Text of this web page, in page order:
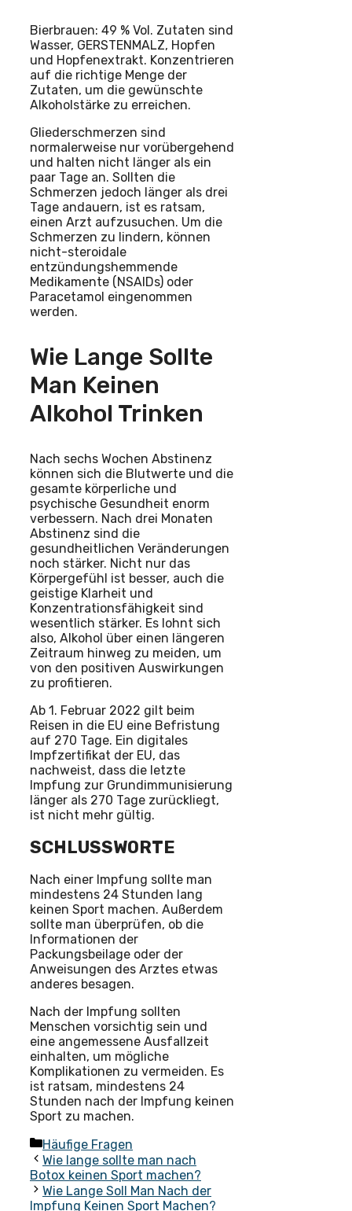
Bierbrauen: 49 % Vol. Zutaten sind
Wasser, GERSTENMALZ, Hopfen
und Hopfenextrakt. Konzentrieren
auf die richtige Menge der
Zutaten, um die gewünschte
Alkoholstärke zu erreichen.
Gliederschmerzen sind
normalerweise nur vorübergehend
und halten nicht länger als ein
paar Tage an. Sollten die
Schmerzen jedoch länger als drei
Tage andauern, ist es ratsam,
einen Arzt aufzusuchen. Um die
Schmerzen zu lindern, können
nicht-steroidale
entzündungshemmende
Medikamente (NSAIDs) oder
Paracetamol eingenommen
werden.
Wie Lange Sollte
Man Keinen
Alkohol Trinken
Nach sechs Wochen Abstinenz
können sich die Blutwerte und die
gesamte körperliche und
psychische Gesundheit enorm
verbessern. Nach drei Monaten
Abstinenz sind die
gesundheitlichen Veränderungen
noch stärker. Nicht nur das
Körpergefühl ist besser, auch die
geistige Klarheit und
Konzentrationsfähigkeit sind
wesentlich stärker. Es lohnt sich
also, Alkohol über einen längeren
Zeitraum hinweg zu meiden, um
von den positiven Auswirkungen
zu profitieren.
Ab 1. Februar 2022 gilt beim
Reisen in die EU eine Befristung
auf 270 Tage. Ein digitales
Impfzertifikat der EU, das
nachweist, dass die letzte
Impfung zur Grundimmunisierung
länger als 270 Tage zurückliegt,
ist nicht mehr gültig.
SCHLUSSWORTE
Nach einer Impfung sollte man
mindestens 24 Stunden lang
keinen Sport machen. Außerdem
sollte man überprüfen, ob die
Informationen der
Packungsbeilage oder der
Anweisungen des Arztes etwas
anderes besagen.
Nach der Impfung sollten
Menschen vorsichtig sein und
eine angemessene Ausfallzeit
einhalten, um mögliche
Komplikationen zu vermeiden. Es
ist ratsam, mindestens 24
Stunden nach der Impfung keinen
Sport zu machen.
Kategorien
Häufige Fragen
Wie lange sollte man nach
Botox keinen Sport machen?
Wie Lange Soll Man Nach der
Impfung Keinen Sport Machen?